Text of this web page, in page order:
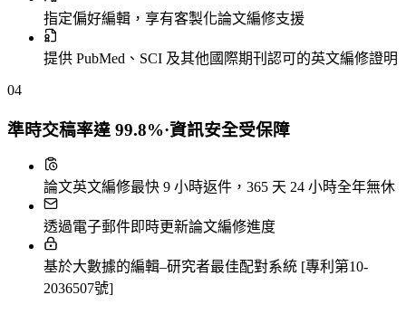
指定偏好編輯，享有客製化論文編修支援
提供 PubMed、SCI 及其他國際期刊認可的英文編修證明
04
準時交稿率達 99.8%·資訊安全受保障
論文英文編修最快 9 小時返件，365 天 24 小時全年無休
透過電子郵件即時更新論文編修進度
基於大數據的編輯–研究者最佳配對系統 [專利第10-
2036507號]